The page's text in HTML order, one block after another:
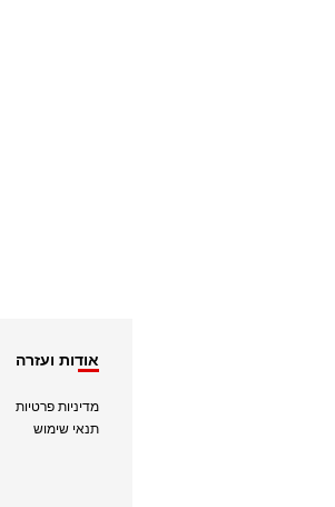
אודות ועזרה
מדיניות פרטיות
תנאי שימוש